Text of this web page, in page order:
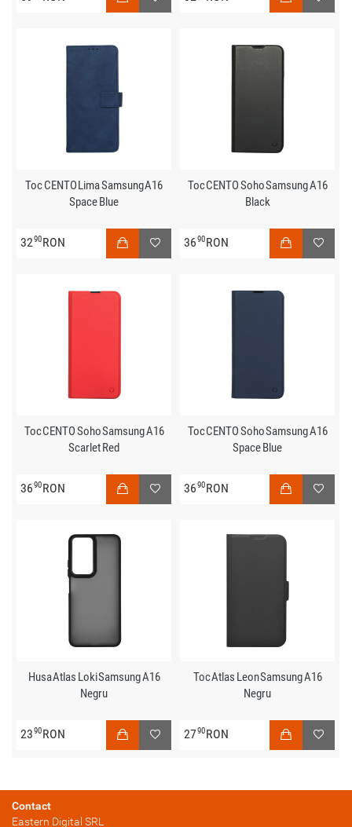
Toc CENTO Lima Samsung A16
Space Blue
3290RON
Toc CENTO Soho Samsung A16
Black
3690RON
Toc CENTO Soho Samsung A16
Scarlet Red
3690RON
Toc CENTO Soho Samsung A16
Space Blue
3690RON
Husa Atlas Loki Samsung A16
Negru
2390RON
Toc Atlas Leon Samsung A16
Negru
2790RON
Contact
Eastern Digital SRL